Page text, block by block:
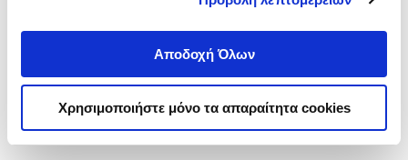
Αποδοχή Όλων
Χρησιμοποιήστε μόνο τα απαραίτητα cookies